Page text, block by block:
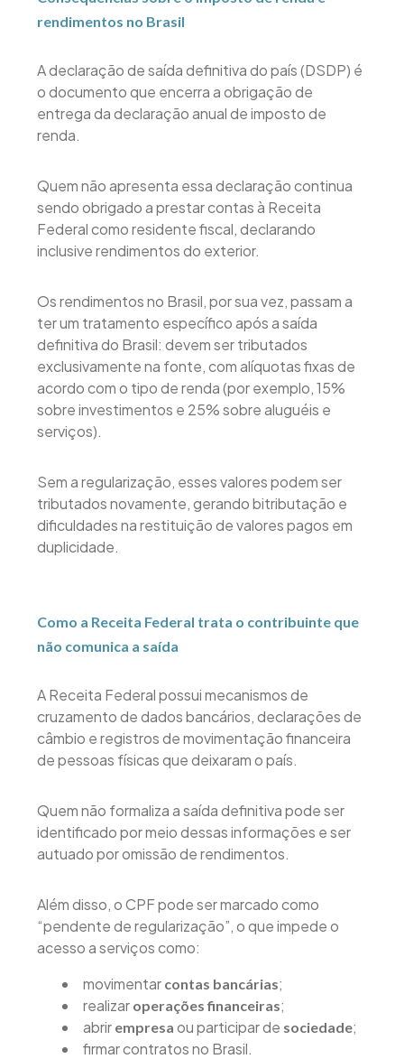
rendimentos no Brasil
A declaração de saída definitiva do país (DSDP) é
o documento que encerra a obrigação de
entrega da declaração anual de imposto de
renda.
Quem não apresenta essa declaração continua
sendo obrigado a prestar contas à Receita
Federal como residente fiscal, declarando
inclusive rendimentos do exterior.
Os rendimentos no Brasil, por sua vez, passam a
ter um tratamento específico após a saída
definitiva do Brasil: devem ser tributados
exclusivamente na fonte, com alíquotas fixas de
acordo com o tipo de renda (por exemplo, 15%
sobre investimentos e 25% sobre aluguéis e
serviços).
Sem a regularização, esses valores podem ser
tributados novamente, gerando bitributação e
dificuldades na restituição de valores pagos em
duplicidade.
Como a Receita Federal trata o contribuinte que
não comunica a saída
A Receita Federal possui mecanismos de
cruzamento de dados bancários, declarações de
câmbio e registros de movimentação financeira
de pessoas físicas que deixaram o país.
Quem não formaliza a saída definitiva pode ser
identificado por meio dessas informações e ser
autuado por omissão de rendimentos.
Além disso, o CPF pode ser marcado como
“pendente de regularização”, o que impede o
acesso a serviços como:
movimentar contas bancárias;
realizar operações financeiras;
abrir empresa ou participar de sociedade;
firmar contratos no Brasil.